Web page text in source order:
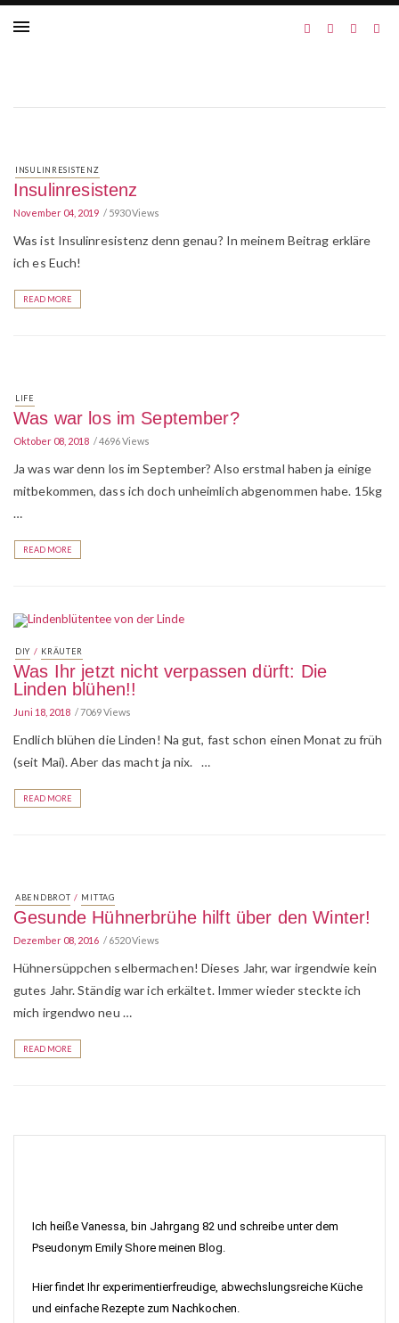
INSULINRESISTENZ
Insulinresistenz
November 04, 2019 5930 Views
Was ist Insulinresistenz denn genau? In meinem Beitrag erkläre
ich es Euch!
READ MORE
LIFE
Was war los im September?
Oktober 08, 2018 4696 Views
Ja was war denn los im September? Also erstmal haben ja einige
mitbekommen, dass ich doch unheimlich abgenommen habe. 15kg
…
READ MORE
DIY / KRÄUTER
Was Ihr jetzt nicht verpassen dürft: Die
Linden blühen!!
Juni 18, 2018 7069 Views
Endlich blühen die Linden! Na gut, fast schon einen Monat zu früh
(seit Mai). Aber das macht ja nix. …
READ MORE
ABENDBROT / MITTAG
Gesunde Hühnerbrühe hilft über den Winter!
Dezember 08, 2016 6520 Views
Hühnersüppchen selbermachen! Dieses Jahr, war irgendwie kein
gutes Jahr. Ständig war ich erkältet. Immer wieder steckte ich
mich irgendwo neu …
READ MORE
Ich heiße Vanessa, bin Jahrgang 82 und schreibe unter dem
Pseudonym Emily Shore meinen Blog.
Hier findet Ihr experimentierfreudige, abwechslungsreiche Küche
und einfache Rezepte zum Nachkochen.